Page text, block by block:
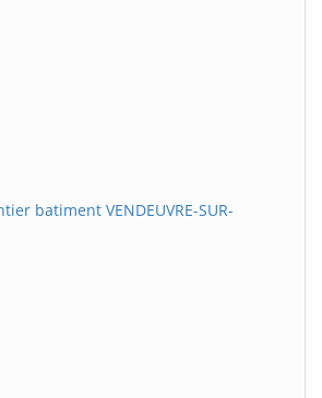
batiment VENDEUVRE-SUR-